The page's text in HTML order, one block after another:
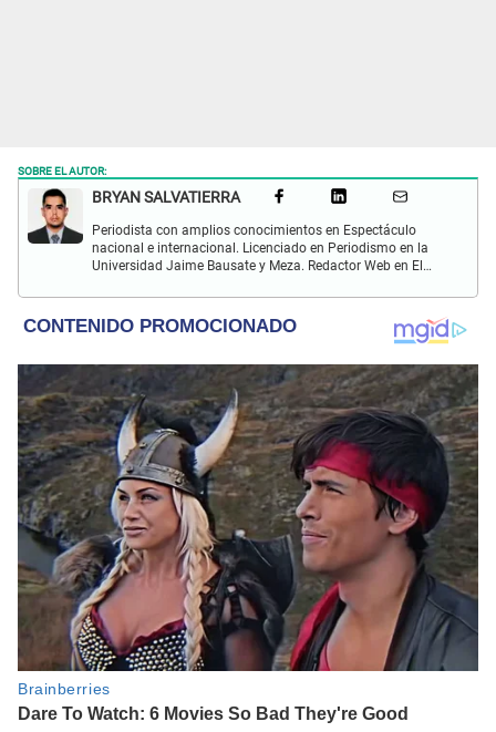
SOBRE EL AUTOR:
BRYAN SALVATIERRA
Periodista con amplios conocimientos en Espectáculo
nacional e internacional. Licenciado en Periodismo en la
Universidad Jaime Bausate y Meza. Redactor Web en El
películas, series, videojuegos y espectáculo.